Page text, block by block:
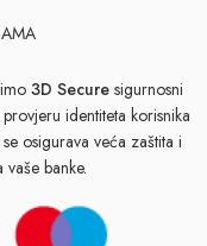
3D Securesigurnosni
identiteta korisnika
osigurava veća zaštita i
vaše banke.